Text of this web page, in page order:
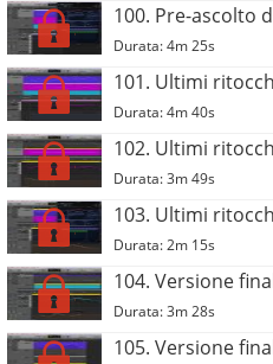
100. Pre-ascolto
Durata: 4m 25s
101. Ultimi
Durata: 4m 40s
102. Ultimi
Durata: 3m 49s
103. Ultimi
Durata: 2m 15s
104. Versione
Durata: 3m 28s
105. Versione